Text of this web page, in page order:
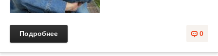
0
Подробнее